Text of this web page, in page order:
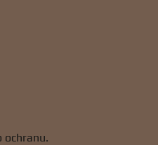
ochranu.